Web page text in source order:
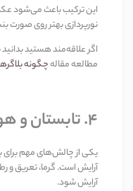
این ترکیب باعث می‌شود
نورپردازی بهتر روی صورت
اگر علاقه‌مند هستید
مطالعه مقالهچگونه
۴.تابستان و
یکی از چالش‌های مهم برای
آرایش است. گرما، تعریق و
آرایش شود.